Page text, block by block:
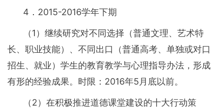
4．2015-2016学年下期
（1）继续研究对不同选择（普通文理、艺术特
长、职业技能）、不同出口（普通高考、单独或对口
招生、就业）学生的教育教学与心理指导办法，形成
有形的经验成果。时限：2016年5月底以前。
（2）在积极推进道德课堂建设的十大行动策